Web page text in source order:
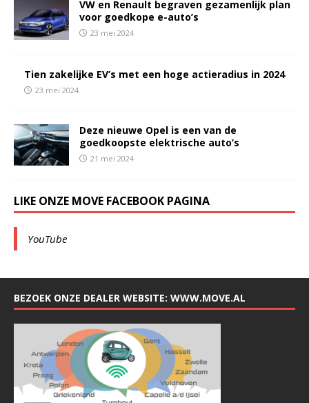
VW en Renault begraven gezamenlijk plan
voor goedkope e-auto’s
23 mei 2024
Tien zakelijke EV’s met een hoge actieradius in 2024
23 mei 2024
Deze nieuwe Opel is een van de
goedkoopste elektrische auto’s
21 mei 2024
LIKE ONZE MOVE FACEBOOK PAGINA
YouTube
BEZOEK ONZE DEALER WEBSITE: WWW.MOVE.AL